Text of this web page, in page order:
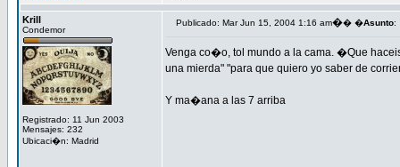
Krill
Condemor
Registrado: 11 Jun 2003
Mensajes: 232
Ubicaci�n: Madrid
Publicado: Mar Jun 15, 2004 1:16 am�� �Asunto:
Venga co�o, tol mundo a la cama. �Que
una mierda" "para que quiero yo saber de
Y ma�ana a las 7 arriba